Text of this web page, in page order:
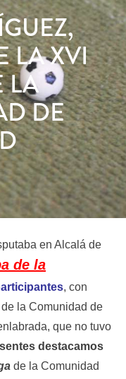
LA XVI
LA
DE
en Alcalá de
de la
, con
la Comunidad de
que no tuvo
destacamos
de la Comunidad